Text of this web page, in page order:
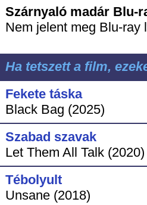
Szárnyaló madár Blu-
Nem jelent meg Blu-ray
Ha tetszett a film,
Fekete táska
Black Bag (2025)
Szabad szavak
Let Them All Talk (2020)
Tébolyult
Unsane (2018)